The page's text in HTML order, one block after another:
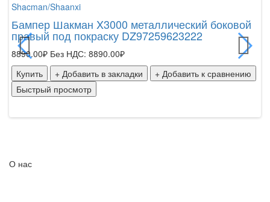
Shacman/Shaanxi
Бампер Шакман X3000 металлический боковой
правый под покраску DZ97259623222
8890.00₽ Без НДС: 8890.00₽
Купить
+ Добавить в закладки
+ Добавить к сравнению
Быстрый просмотр
О нас